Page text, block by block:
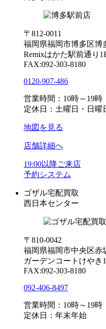
〒812-0011
福岡県福岡市博多区博
Remixはかた駅前通り
FAX:092-303-8180
0120-907-486
営業時間：10時～19時
定休日：土曜日・日曜
地図を見る
店舗詳細へ
19:00以降ご来店
予約システム
ゴザル宅配買取
西日本センター
〒810-0042
福岡県福岡市中央区赤
ガーデンコートけやき
FAX:092-303-8180
092-406-8497
営業時間：10時～19時
定休日：年末年始